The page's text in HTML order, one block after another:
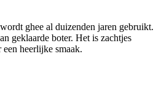
ghee al duizenden jaren gebruikt.
geklaarde boter. Het is zachtjes
een heerlijke smaak.